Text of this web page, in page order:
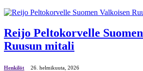
Reijo Peltokorvelle
Ruusun mitali
Henkilöt 26. helmikuuta, 2026